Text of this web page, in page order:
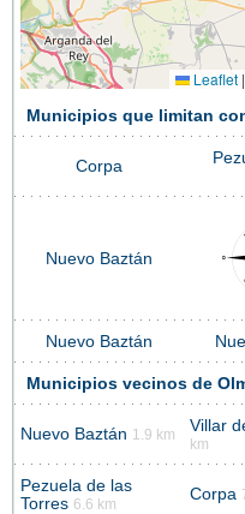
Leaflet |
Municipios que limitan
Corpa
Nuevo Baztán
Nuevo Baztán
Municipios vecinos de
Nuevo Baztán 1.9 km Villar
km
Pezuela de las
Torres 6.6 km
Corpa